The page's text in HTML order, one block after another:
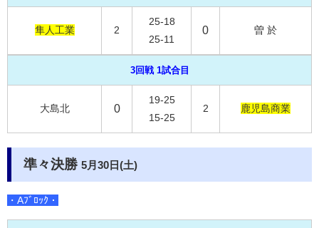
隼人工業 2
25-18
25-11
0 曽 於
3回戦 1試合目
大島北 0
19-25
15-25
2 鹿児島商業
準々決勝 5月30日(土)
・Aﾌﾞﾛｯｸ・